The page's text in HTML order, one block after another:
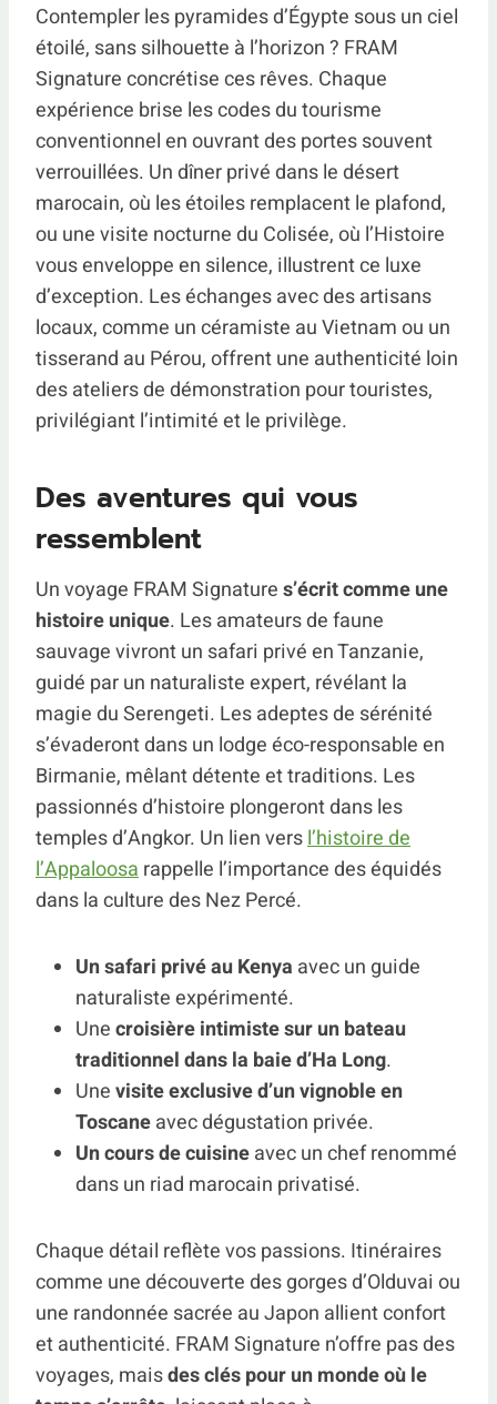
Contempler les pyramides d’Égypte sous un ciel
étoilé, sans silhouette à l’horizon ? FRAM
Signature concrétise ces rêves. Chaque
expérience brise les codes du tourisme
conventionnel en ouvrant des portes souvent
verrouillées. Un dîner privé dans le désert
marocain, où les étoiles remplacent le plafond,
ou une visite nocturne du Colisée, où l’Histoire
vous enveloppe en silence, illustrent ce luxe
d’exception. Les échanges avec des artisans
locaux, comme un céramiste au Vietnam ou un
tisserand au Pérou, offrent une authenticité loin
des ateliers de démonstration pour touristes,
privilégiant l’intimité et le privilège.
Des aventures qui vous
ressemblent
Un voyage FRAM Signatures’écrit comme une
histoire unique. Les amateurs de faune
sauvage vivront un safari privé en Tanzanie,
guidé par un naturaliste expert, révélant la
magie du Serengeti. Les adeptes de sérénité
s’évaderont dans un lodge éco-responsable en
Birmanie, mêlant détente et traditions. Les
passionnés d’histoire plongeront dans les
temples d’Angkor. Un lien versl’histoire de
l’Appaloosarappelle l’importance des équidés
dans la culture des Nez Percé.
Un safari privé au Kenya avec un guide
naturaliste expérimenté.
Unecroisière intimiste sur un bateau
traditionnel dans la baie d’Ha Long.
Unevisite exclusive d’un vignoble en
Toscaneavec dégustation privée.
Un cours de cuisineavec un chef renommé
dans un riad marocain privatisé.
Chaque détail reflète vos passions. Itinéraires
comme une découverte des gorges d’Olduvai ou
une randonnée sacrée au Japon allient confort
et authenticité. FRAM Signature n’offre pas des
voyages, maisdes clés pour un monde où le